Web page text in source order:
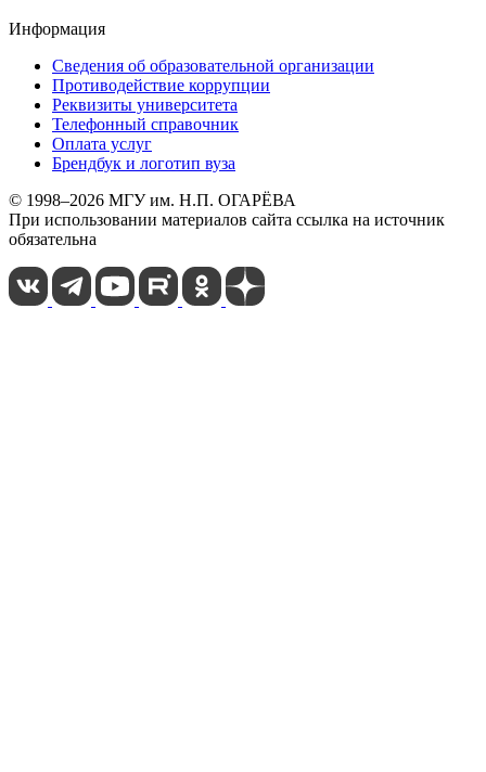
Информация
Сведения об образовательной организации
Противодействие коррупции
Реквизиты университета
Телефонный справочник
Оплата услуг
Брендбук и логотип вуза
© 1998–2026 МГУ им. Н.П. ОГАРЁВА
При использовании материалов сайта ссылка на источник
обязательна